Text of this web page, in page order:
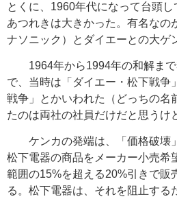
とくに、1960年代になって台頭
あつれきは大きかった。有名なの
ナソニック）とダイエーとの大ゲ
1964年から1994年の和解まで
で、当時は「ダイエー・松下戦争
戦争」とかいわれた（どっちの名
たのは両社の社員だけだと思うけ
ケンカの発端は、「価格破壊」
松下電器の商品をメーカー小売希
範囲の15%を超える20%引きで販
る。松下電器は、それを阻止する